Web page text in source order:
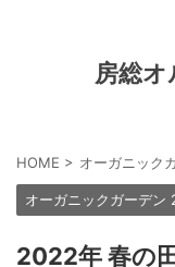
房総
HOME > オーガニック
オーガニックガーデン
2022年 春の